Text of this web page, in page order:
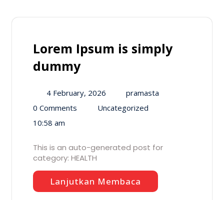
Lorem Ipsum is simply
dummy
4 February, 2026
pramasta
0 Comments
Uncategorized
10:58 am
This is an auto-generated post for
category: HEALTH
Lanjutkan Membaca